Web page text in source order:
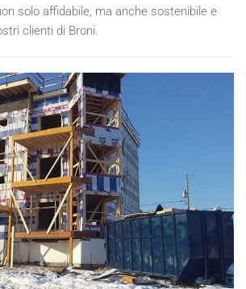
solo affidabile, ma anche sostenibile e
clienti di Broni.